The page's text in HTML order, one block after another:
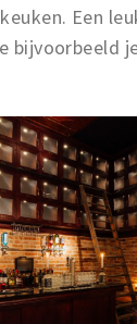
Een
bijvoorbeeld